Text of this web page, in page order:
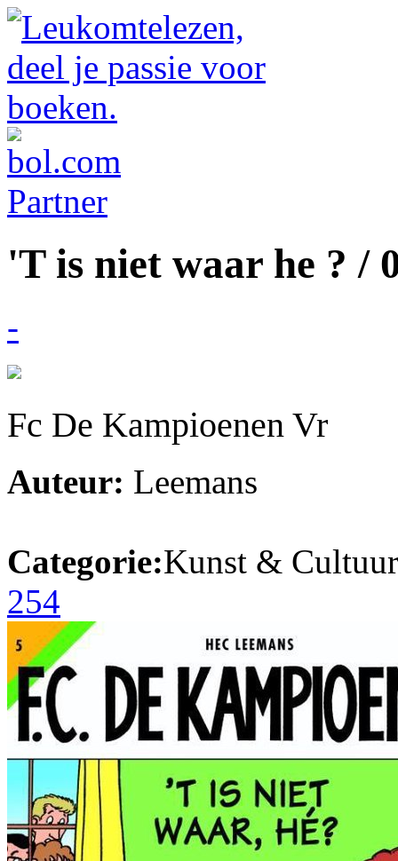
'T is niet waar he ? /
-
Fc De Kampioenen Vr
Auteur: Leemans
Categorie:Kunst &
254